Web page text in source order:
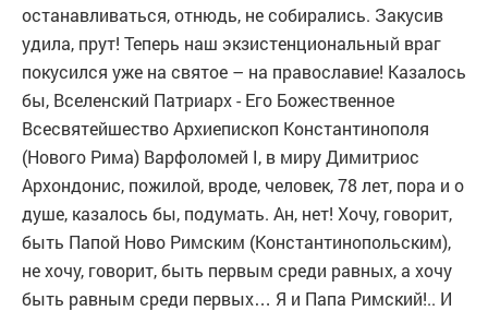
останавливаться, отнюдь, не собирались. Закусив
удила, прут! Теперь наш экзистенциональный враг
покусился уже на святое – на православие! Казалось
бы, Вселенский Патриарх - Его Божественное
Всесвятейшество Архиепископ Константинополя
(Нового Рима) Варфоломей I, в миру Димитриос
Архондонис, пожилой, вроде, человек, 78 лет, пора и о
душе, казалось бы, подумать. Ан, нет! Хочу, говорит,
быть Папой Ново Римским (Константинопольским),
не хочу, говорит, быть первым среди равных, а хочу
быть равным среди первых… Я и Папа Римский!.. И